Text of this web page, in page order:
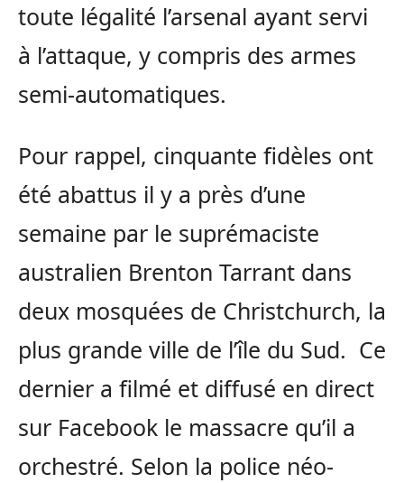
toute légalité l’arsenal ayant servi
à l’attaque, y compris des armes
semi-automatiques.
Pour rappel, cinquante fidèles ont
été abattus il y a près d’une
semaine par le suprémaciste
australien Brenton Tarrant dans
deux mosquées de Christchurch, la
plus grande ville de l’île du Sud. Ce
dernier a filmé et diffusé en direct
sur Facebook le massacre qu’il a
orchestré. Selon la police néo-